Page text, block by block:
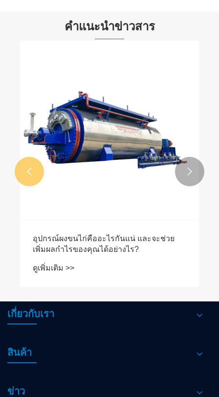
คำแนะนำข่าวสาร
อุปกรณ์ผงขนไก่คืออะไรกันแน่ และจะช่วย
เพิ่มผลกำไรของคุณได้อย่างไร?
ดูเพิ่มเติม >>
 
เกี่ยวกับเรา
สินค้า
ข่าว